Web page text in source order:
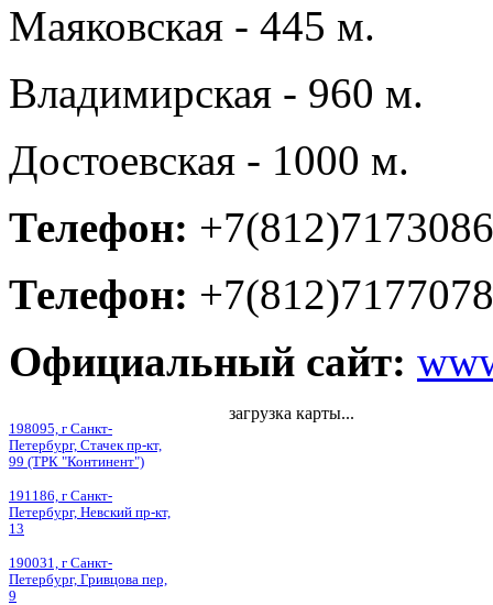
Маяковская - 445 м.
Владимирская - 960 м.
Достоевская - 1000 м.
Телефон: +7(812)7173086
Телефон: +7(812)7177078
Официальный сайт:
198095, г Санкт-
Петербург, Стачек пр-кт,
99 (ТРК "Континент")
191186, г Санкт-
Петербург, Невский пр-кт,
13
190031, г Санкт-
Петербург, Гривцова пер,
9
загрузка карты...